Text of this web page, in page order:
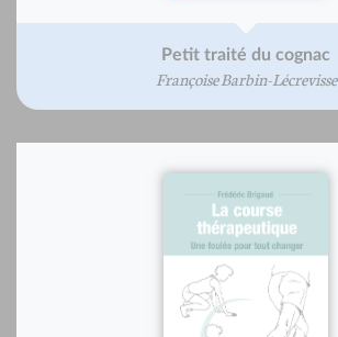
Petit traité du cognac
Françoise Barbin-Lécrevisse